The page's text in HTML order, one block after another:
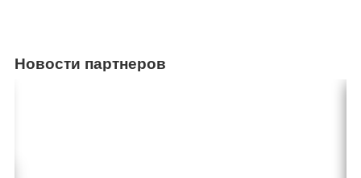
Новости партнеров